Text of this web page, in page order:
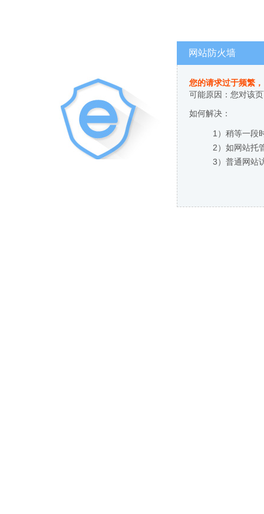
网站防火墙
您的请求过于频繁
可能原因：您对该
如何解决：
1）稍等一段
2）如网站托
3）普通网站